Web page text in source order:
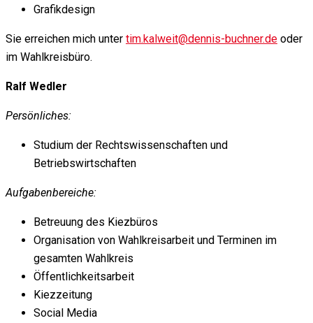
Grafikdesign
Sie erreichen mich unter tim.kalweit@dennis-buchner.de oder
im Wahlkreisbüro.
Ralf Wedler
Persönliches:
Studium der Rechtswissenschaften und
Betriebswirtschaften
Aufgabenbereiche:
Betreuung des Kiezbüros
Organisation von Wahlkreisarbeit und Terminen im
gesamten Wahlkreis
Öffentlichkeitsarbeit
Kiezzeitung
Social Media